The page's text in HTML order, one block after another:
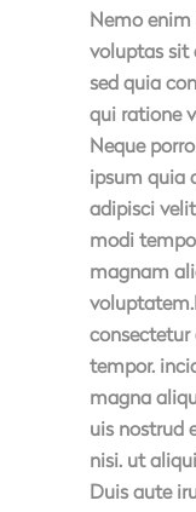
Nemo
voluptas sit
sed quia
qui ratione
Neque
ipsum quia
adipisci
modi
magnam
consectetur
tempor.
magna
uis nostrud
nisi. ut
Duis aute